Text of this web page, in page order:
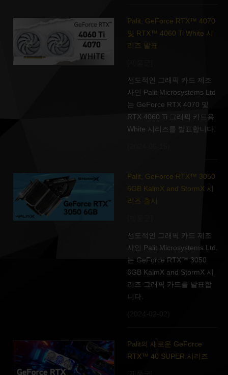
Palit, GeForce RTX™ 4070
및 RTX™ 4060 Ti White 시
리즈 발표
선도적인 그래픽 카드 제조
사인 Palit Microsystems Ltd
는 GeForce RTX 4070 및
RTX 4060 Ti 그래픽 카드용
White 시리즈를 발표합니다.
Palit, GeForce RTX™ 3050
6GB KalmX and StormX 시
리즈 출시
선도적인 그래픽 카드 제조
사인 Palit Microsystems Ltd.
는 GeForce RTX™ 3050
6GB KalmX and StormX 시
리즈 그래픽 카드를 발표합
니다.
Palit의 새로운 GeForce
RTX™ 40 SUPER 시리즈